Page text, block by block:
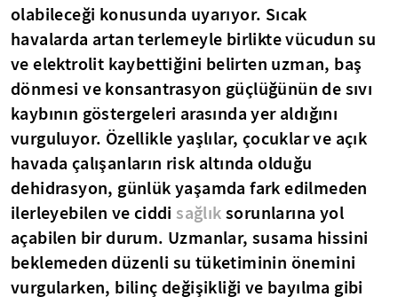
olabileceği konusunda uyarıyor. Sıcak
havalarda artan terlemeyle birlikte vücudun su
ve elektrolit kaybettiğini belirten uzman, baş
dönmesi ve konsantrasyon güçlüğünün de sıvı
kaybının göstergeleri arasında yer aldığını
vurguluyor. Özellikle yaşlılar, çocuklar ve açık
havada çalışanların risk altında olduğu
dehidrasyon, günlük yaşamda fark edilmeden
ilerleyebilen ve ciddisağlıksorunlarına yol
açabilen bir durum. Uzmanlar, susama hissini
beklemeden düzenli su tüketiminin önemini
vurgularken, bilinç değişikliği ve bayılma gibi